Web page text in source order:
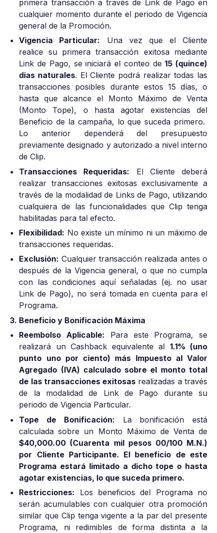
primera transacción a través de Link de Pago en
cualquier momento durante el periodo de Vigencia
general de la Promoción.
Vigencia Particular: Una vez que el Cliente
realice su primera transacción exitosa mediante
Link de Pago, se iniciará el conteo de15 (quince)
días naturales. El Cliente podrá realizar todas las
transacciones posibles durante estos 15 días, o
hasta que alcance el Monto Máximo de Venta
(Monto Tope), o hasta agotar existencias del
Beneficio de la campaña, lo que suceda primero.
Lo anterior dependerá del presupuesto
previamente designado y autorizado a nivel interno
de Clip.
Transacciones Requeridas: El Cliente deberá
realizar transacciones exitosas exclusivamente a
través de la modalidad de Links de Pago, utilizando
cualquiera de las funcionalidades que Clip tenga
habilitadas para tal efecto.
Flexibilidad: No existe un mínimo ni un máximo de
transacciones requeridas.
Exclusión: Cualquier transacción realizada antes o
después de la Vigencia general, o que no cumpla
con las condiciones aquí señaladas (ej. no usar
Link de Pago), no será tomada en cuenta para el
Programa.
3. Beneficio y Bonificación Máxima
Reembolso Aplicable: Para este Programa, se
realizará un Cashback equivalente al 1.1% (uno
punto uno por ciento) más Impuesto al Valor
Agregado (IVA) calculado sobre el monto total
de las transacciones exitosas realizadas a través
de la modalidad de Link de Pago durante su
periodo de Vigencia Particular.
Tope de Bonificación: La bonificación está
calculada sobre un Monto Máximo de Venta de
$40,000.00 (Cuarenta mil pesos 00/100 M.N.)
por Cliente Participante. El beneficio de este
Programa estará limitado a dicho tope o hasta
agotar existencias, lo que suceda primero.
Restricciones: Los beneficios del Programa no
serán acumulables con cualquier otra promoción
similar que Clip tenga vigente a la par del presente
Programa, ni redimibles de forma distinta a la